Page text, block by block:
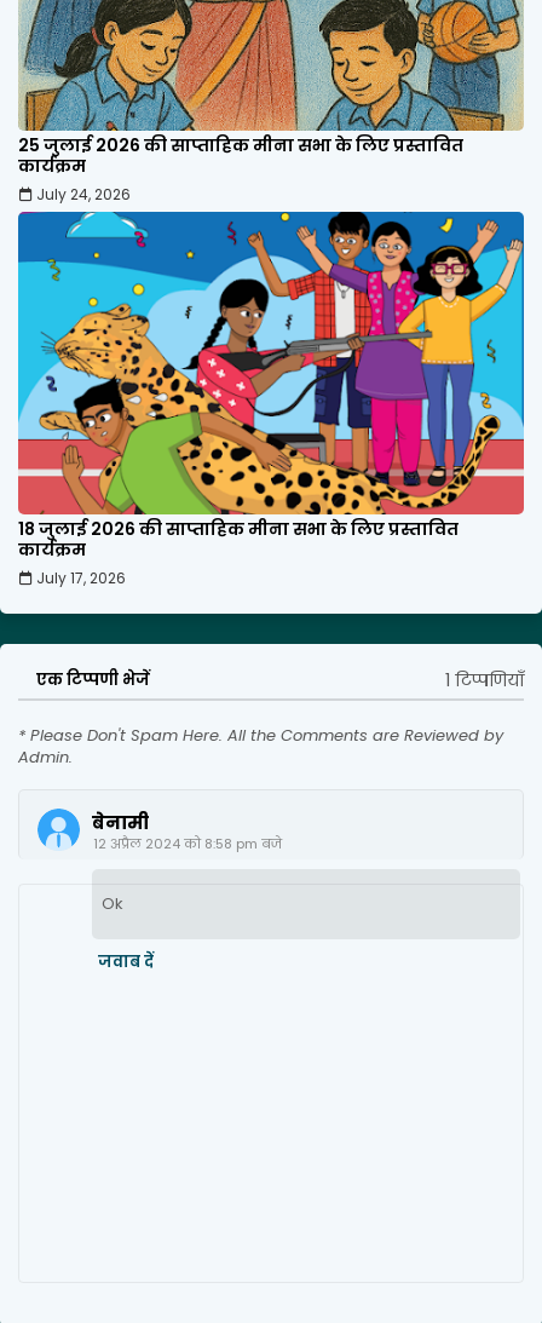
25 जुलाई 2026 की साप्ताहिक मीना सभा के लिए प्रस्तावित
कार्यक्रम
July 24, 2026
18 जुलाई 2026 की साप्ताहिक मीना सभा के लिए प्रस्तावित
कार्यक्रम
July 17, 2026
एक टिप्पणी भेजें 1 टिप्पणियाँ
* Please Don't Spam Here. All the Comments are Reviewed by
Admin.
बेनामी
12 अप्रैल 2024 को 8:58 pm बजे
Ok
जवाब दें